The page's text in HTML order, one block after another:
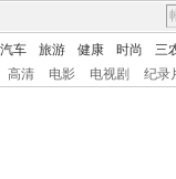
汽车 旅游 健康 时尚 三
高清 电影 电视剧 纪录